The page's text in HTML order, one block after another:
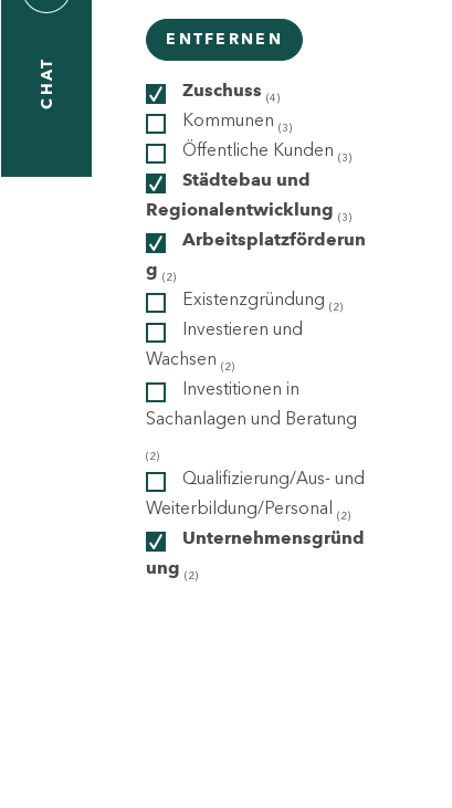
CHAT
ENTFERNEN
Zuschuss (4)
Kommunen (3)
Öffentliche Kunden (3)
Städtebau und
Regionalentwicklung (3)
Arbeitsplatzförderun
g (2)
Existenzgründung (2)
Investieren und
Wachsen (2)
Investitionen in
Sachanlagen und Beratung
(2)
Qualifizierung/Aus- und
Weiterbildung/Personal (2)
Unternehmensgründ
ung (2)